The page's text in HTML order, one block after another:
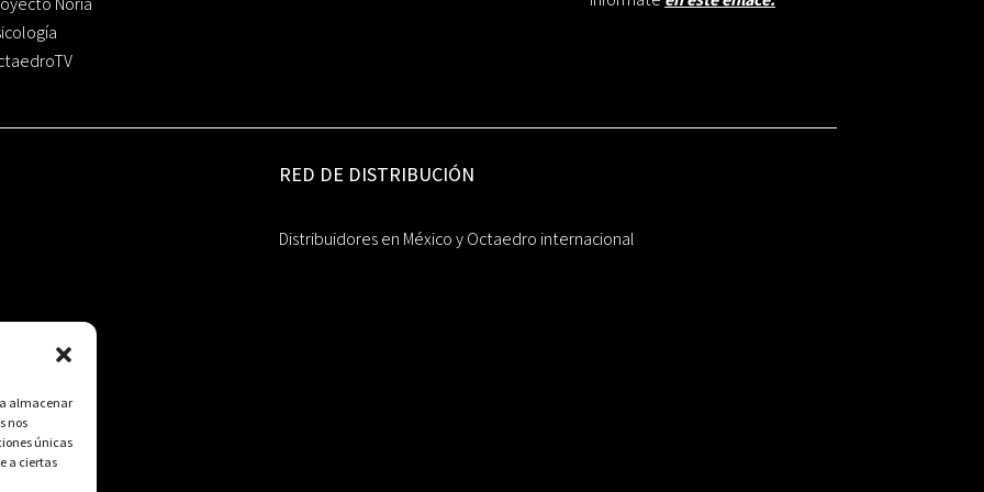
almacenar
nos
únicas
a ciertas
RED DE DISTRIBUCIÓN
Distribuidores en México y Octaedro internacional